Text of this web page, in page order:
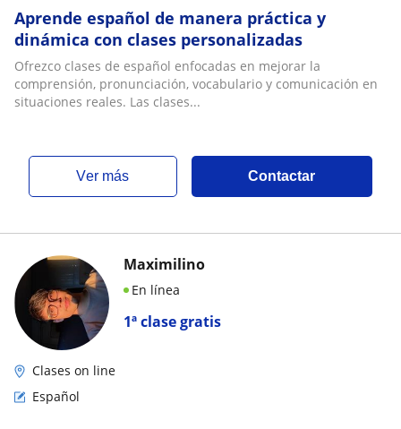
Aprende español de manera práctica y
dinámica con clases personalizadas
Ofrezco clases de español enfocadas en mejorar la
comprensión, pronunciación, vocabulario y comunicación en
situaciones reales. Las clases...
ver más Contactar
1ª clase gratis
Maximilino
En línea
Clases on line
Español